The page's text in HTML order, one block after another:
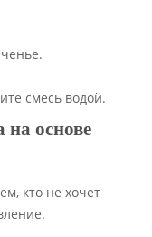
смесь водой.
основе
кто не хочет